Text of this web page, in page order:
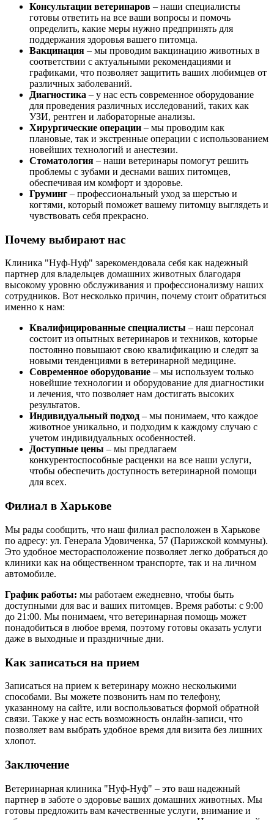
Консультации ветеринаров – наши специалисты
готовы ответить на все ваши вопросы и помочь
определить, какие меры нужно предпринять для
поддержания здоровья вашего питомца.
Вакцинация – мы проводим вакцинацию животных в
соответствии с актуальными рекомендациями и
графиками, что позволяет защитить ваших любимцев от
различных заболеваний.
Диагностика – у нас есть современное оборудование
для проведения различных исследований, таких как
УЗИ, рентген и лабораторные анализы.
Хирургические операции – мы проводим как
плановые, так и экстренные операции с использованием
новейших технологий и анестезии.
Стоматология – наши ветеринары помогут решить
проблемы с зубами и деснами ваших питомцев,
обеспечивая им комфорт и здоровье.
Груминг – профессиональный уход за шерстью и
когтями, который поможет вашему питомцу выглядеть и
чувствовать себя прекрасно.
Почему выбирают нас
Клиника "Нуф-Нуф" зарекомендовала себя как надежный
партнер для владельцев домашних животных благодаря
высокому уровню обслуживания и профессионализму наших
сотрудников. Вот несколько причин, почему стоит обратиться
именно к нам:
Квалифицированные специалисты – наш персонал
состоит из опытных ветеринаров и техников, которые
постоянно повышают свою квалификацию и следят за
новыми тенденциями в ветеринарной медицине.
Современное оборудование – мы используем только
новейшие технологии и оборудование для диагностики
и лечения, что позволяет нам достигать высоких
результатов.
Индивидуальный подход – мы понимаем, что каждое
животное уникально, и подходим к каждому случаю с
учетом индивидуальных особенностей.
Доступные цены – мы предлагаем
конкурентоспособные расценки на все наши услуги,
чтобы обеспечить доступность ветеринарной помощи
для всех.
Филиал в Харькове
Мы рады сообщить, что наш филиал расположен в Харькове
по адресу: ул. Генерала Удовиченка, 57 (Парижской коммуны).
Это удобное месторасположение позволяет легко добраться до
клиники как на общественном транспорте, так и на личном
автомобиле.
График работы: мы работаем ежедневно, чтобы быть
доступными для вас и ваших питомцев. Время работы: с 9:00
до 21:00. Мы понимаем, что ветеринарная помощь может
понадобиться в любое время, поэтому готовы оказать услуги
даже в выходные и праздничные дни.
Как записаться на прием
Записаться на прием к ветеринару можно несколькими
способами. Вы можете позвонить нам по телефону,
указанному на сайте, или воспользоваться формой обратной
связи. Также у нас есть возможность онлайн-записи, что
позволяет вам выбрать удобное время для визита без лишних
хлопот.
Заключение
Ветеринарная клиника "Нуф-Нуф" – это ваш надежный
партнер в заботе о здоровье ваших домашних животных. Мы
готовы предложить вам качественные услуги, внимание и